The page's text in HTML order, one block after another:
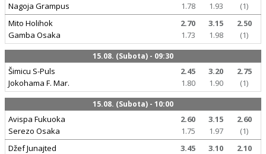
Nagoja Grampus
1.78
1.93
(1)
Mito Holihok
Gamba Osaka
2.70 3.15
2.50
1.73
1.98 (1)
15.08. (Subota) - 09:30
Šimicu S-Puls
Jokohama F. Mar.
2.45 3.20
2.75
1.80
1.90 (1)
15.08. (Subota) - 10:00
Avispa Fukuoka
Serezo Osaka
2.60 3.15
2.60
1.75
1.97
(1)
Džef Junajted
3.45 3.10
2.10